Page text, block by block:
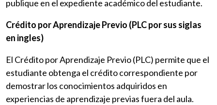
publique en el expediente académico del estudiante.
Crédito por Aprendizaje Previo (PLC por sus siglas
en ingles)
El Crédito por Aprendizaje Previo (PLC) permite que el
estudiante obtenga el crédito correspondiente por
demostrar los conocimientos adquiridos en
experiencias de aprendizaje previas fuera del aula.